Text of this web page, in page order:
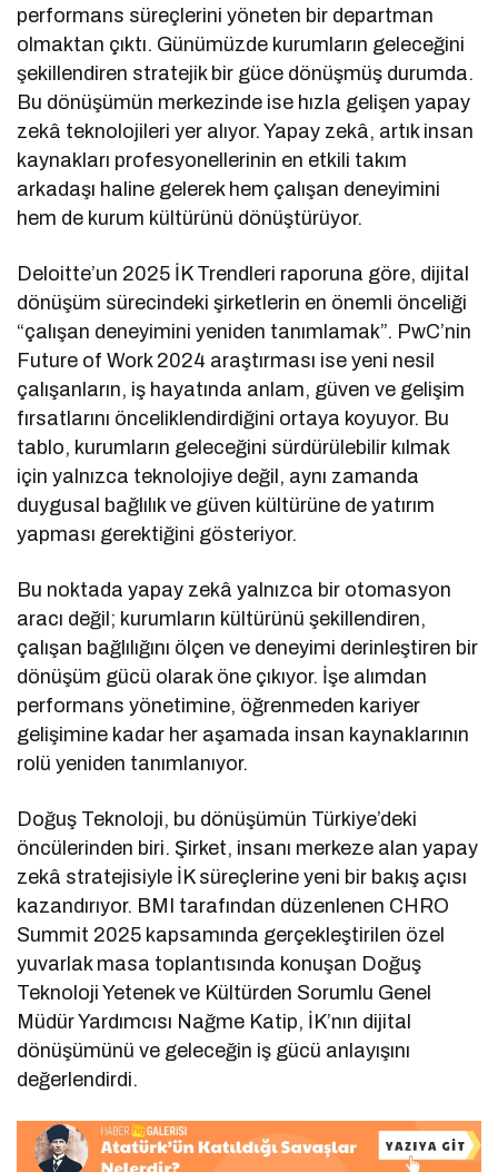
performans süreçlerini yöneten bir departman
olmaktan çıktı. Günümüzde kurumların geleceğini
şekillendiren stratejik bir güce dönüşmüş durumda.
Bu dönüşümün merkezinde ise hızla gelişen yapay
zekâ teknolojileri yer alıyor. Yapay zekâ, artık insan
kaynakları profesyonellerinin en etkili takım
arkadaşı haline gelerek hem çalışan deneyimini
hem de kurum kültürünü dönüştürüyor.
Deloitte’un 2025 İK Trendleri raporuna göre, dijital
dönüşüm sürecindeki şirketlerin en önemli önceliği
“çalışan deneyimini yeniden tanımlamak”. PwC’nin
Future of Work 2024 araştırması ise yeni nesil
çalışanların, iş hayatında anlam, güven ve gelişim
fırsatlarını önceliklendirdiğini ortaya koyuyor. Bu
tablo, kurumların geleceğini sürdürülebilir kılmak
için yalnızca teknolojiye değil, aynı zamanda
duygusal bağlılık ve güven kültürüne de yatırım
yapması gerektiğini gösteriyor.
Bu noktada yapay zekâ yalnızca bir otomasyon
aracı değil; kurumların kültürünü şekillendiren,
çalışan bağlılığını ölçen ve deneyimi derinleştiren bir
dönüşüm gücü olarak öne çıkıyor. İşe alımdan
performans yönetimine, öğrenmeden kariyer
gelişimine kadar her aşamada insan kaynaklarının
rolü yeniden tanımlanıyor.
Doğuş Teknoloji, bu dönüşümün Türkiye’deki
öncülerinden biri. Şirket, insanı merkeze alan yapay
zekâ stratejisiyle İK süreçlerine yeni bir bakış açısı
kazandırıyor. BMI tarafından düzenlenen CHRO
Summit 2025 kapsamında gerçekleştirilen özel
yuvarlak masa toplantısında konuşan Doğuş
Teknoloji Yetenek ve Kültürden Sorumlu Genel
Müdür Yardımcısı Nağme Katip, İK’nın dijital
dönüşümünü ve geleceğin iş gücü anlayışını
değerlendirdi.